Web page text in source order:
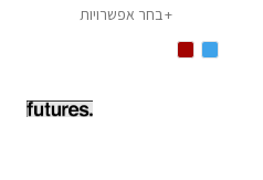
בחר אפשרויות